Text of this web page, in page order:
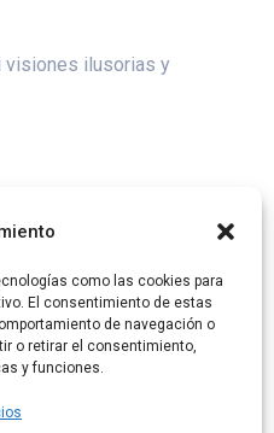
como las cookies para
El consentimiento de estas
de navegación o
o retirar el consentimiento,
y funciones.
visiones ilusorias y